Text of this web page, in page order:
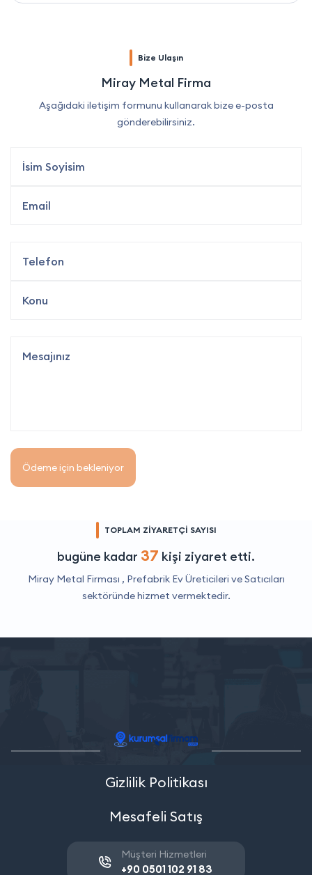
Bize Ulaşın
Miray Metal Firma
Aşağıdaki iletişim formunu kullanarak bize e-posta
gönderebilirsiniz.
Ödeme için bekleniyor
TOPLAM ZİYARETÇİ SAYISI
bugüne kadar 37 kişi ziyaret etti.
Miray Metal Firması , Prefabrik Ev Üreticileri ve Satıcıları
sektöründe hizmet vermektedir.
Gizlilik Politikası
Mesafeli Satış
Müşteri Hizmetleri
+90 0501 102 91 83